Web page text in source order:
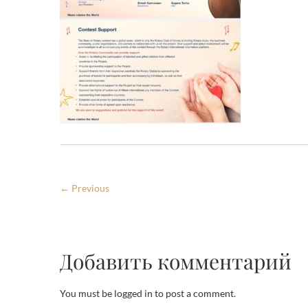
← Previous
Добавить комментарий
You must be logged in to post a comment.